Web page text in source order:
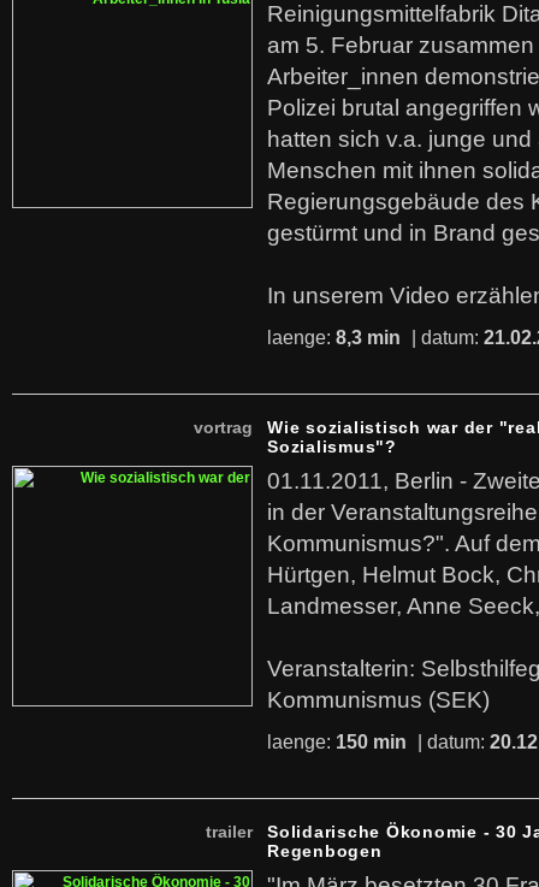
Reinigungsmittelfabrik
am 5. Februar
Arbeiter_innen
Polizei brutal angegriffen
hatten sich v.a. junge
Menschen mit ihnen
Regierungsgebäude des
gestürmt und in Brand
In unserem Video
laenge: 8,3 min | datum:
vortrag
Wie sozialistisch war der
Sozialismus"?
01.11.2011, Berlin -
in der
Kommunismus?". Auf
Hürtgen, Helmut Bock,
Landmesser, Anne
Veranstalterin:
Kommunismus (SEK)
laenge: 150 min | datum:
trailer
Solidarische Ökonomie - 30
Regenbogen